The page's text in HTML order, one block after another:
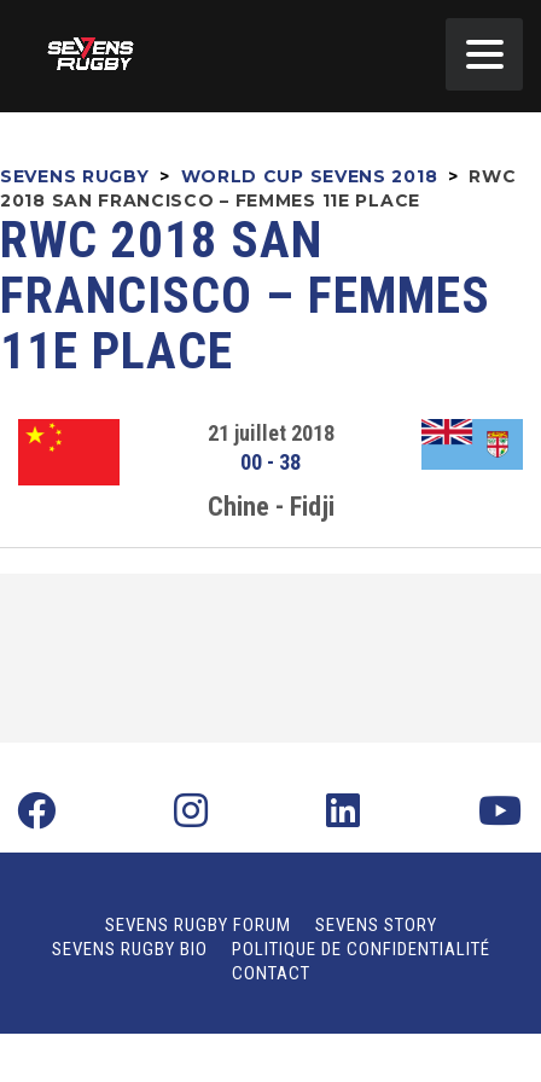
SEVENS RUGBY > WORLD CUP SEVENS 2018 > RWC
2018 SAN FRANCISCO – FEMMES 11E PLACE
RWC 2018 SAN
FRANCISCO – FEMMES
11E PLACE
21 juillet 2018
00 - 38
Chine - Fidji
SEVENS RUGBY FORUM
SEVENS STORY
SEVENS RUGBY BIO
POLITIQUE DE CONFIDENTIALITÉ
CONTACT